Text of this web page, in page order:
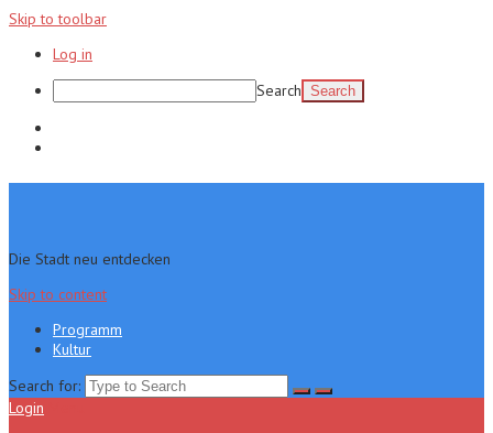
Skip to toolbar
Log in
Search
Die Stadt neu entdecken
Skip to content
Programm
Kultur
Search for:
Login